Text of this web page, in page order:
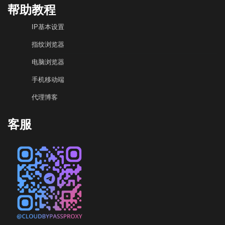
帮助教程
IP基本设置
指纹浏览器
电脑浏览器
手机移动端
代理博客
客服